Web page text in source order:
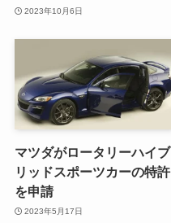
2023年10月6日
マツダがロータリーハイブ
リッドスポーツカーの特許
を申請
2023年5月17日